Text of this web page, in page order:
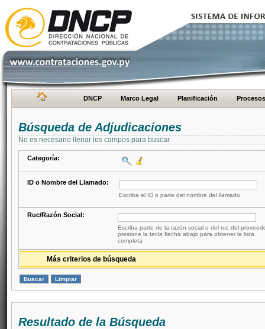
DNCP Marco Legal Planificación Procesos
Búsqueda de Adjudicaciones
No es necesario llenar los campos para buscar
Categoría:
ID o Nombre del Llamado:
Escriba el ID o parte del nombre del llamado
Ruc/Razón Social:
Escriba parte de la razón social o del ruc del
presione la tecla flecha abajo para obtener la lista
completa
Más criterios de búsqueda
Resultado de la Búsqueda